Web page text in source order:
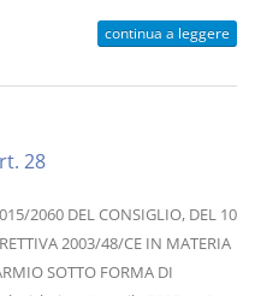
continua a leggere
28
2060 DEL CONSIGLIO, DEL 10
2003/48/CE IN MATERIA
SOTTO FORMA DI